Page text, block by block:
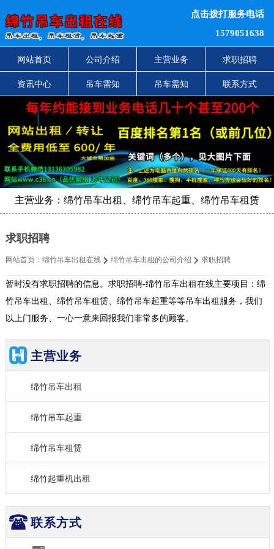
点击拨打服务电话
1579051638
网站首页 公司介绍 主营业务 求职招聘
资讯中心 吊车需知 吊车需知 联系方式
主营业务：绵竹吊车出租、绵竹吊车起重、绵竹吊车租赁
求职招聘
网站首页： 绵竹吊车出租在线 绵竹吊车出租的公司介绍 求职招聘
暂时没有求职招聘的信息。求职招聘-绵竹吊车出租在线主要项目：绵
竹吊车出租、绵竹吊车租赁、绵竹吊车起重等等吊车出租服务，我们
以上门服务、一心一意来回报我们非常多的顾客。
主营业务
绵竹吊车出租
绵竹吊车起重
绵竹吊车租赁
绵竹起重机出租
联系方式